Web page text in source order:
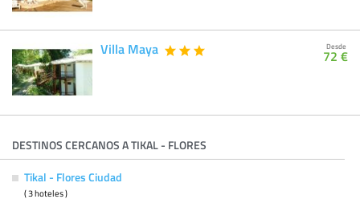
Villa Maya Desde
72 €
DESTINOS CERCANOS A TIKAL - FLORES
Tikal - Flores Ciudad
( 3 hoteles )